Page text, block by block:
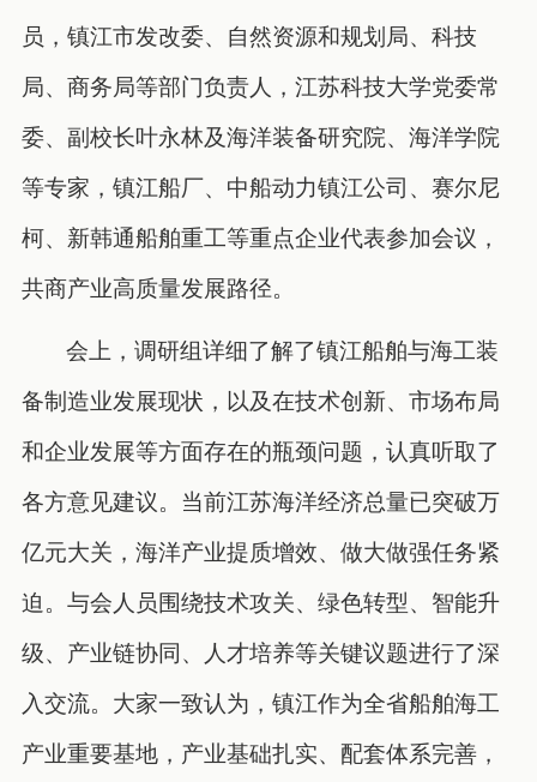
员，镇江市发改委、自然资源和规划局、科技
局、商务局等部门负责人，江苏科技大学党委常
委、副校长叶永林及海洋装备研究院、海洋学院
等专家，镇江船厂、中船动力镇江公司、赛尔尼
柯、新韩通船舶重工等重点企业代表参加会议，
共商产业高质量发展路径。
会上，调研组详细了解了镇江船舶与海工装
备制造业发展现状，以及在技术创新、市场布局
和企业发展等方面存在的瓶颈问题，认真听取了
各方意见建议。当前江苏海洋经济总量已突破万
亿元大关，海洋产业提质增效、做大做强任务紧
迫。与会人员围绕技术攻关、绿色转型、智能升
级、产业链协同、人才培养等关键议题进行了深
入交流。大家一致认为，镇江作为全省船舶海工
产业重要基地，产业基础扎实、配套体系完善，